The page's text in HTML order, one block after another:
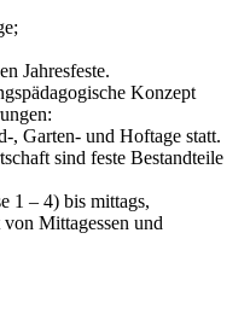
Jahresfeste.
Konzept
, Garten- und Hoftage statt.
sind feste Bestandteile
1 – 4) bis mittags,
Mittagessen und